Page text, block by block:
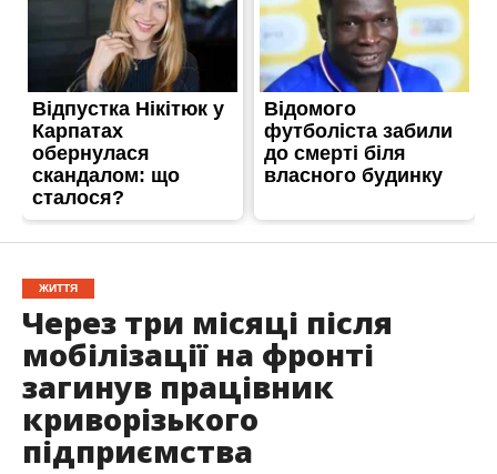
ЖИТТЯ
Через три місяці після
мобілізації на фронті
загинув працівник
криворізького
підприємства